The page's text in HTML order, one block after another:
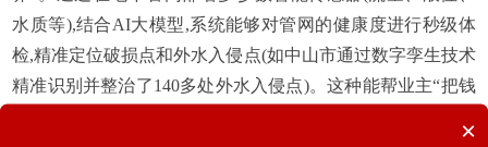
水质等),结合AI大模型,系统能够对管网的健康度进行秒级体
检,精准定位破损点和外水入侵点(如中山市通过数字孪生技术
精准识别并整治了140多处外水入侵点)。这种能帮业主“把钱
×